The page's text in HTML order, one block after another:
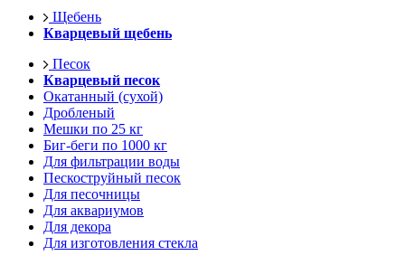
Щебень
Кварцевый щебень
Песок
Кварцевый песок
Окатанный (сухой)
Дробленый
Мешки по 25 кг
Биг-беги по 1000 кг
Для фильтрации воды
Пескоструйный песок
Для песочницы
Для аквариумов
Для декора
Для изготовления стекла